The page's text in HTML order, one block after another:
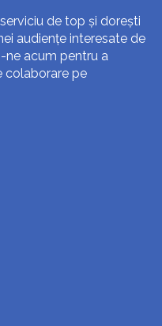
de top și dorești
audiențe interesate de
ne acum pentru a
colaborare pe